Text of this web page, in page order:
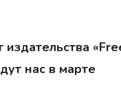
нас в марте